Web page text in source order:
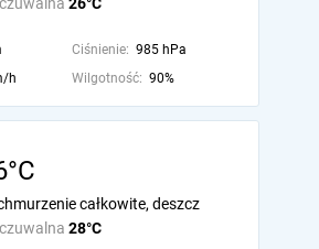
Ciśnienie: 985 hPa
h Wilgotność: 90%
28°C
całkowite, deszcz